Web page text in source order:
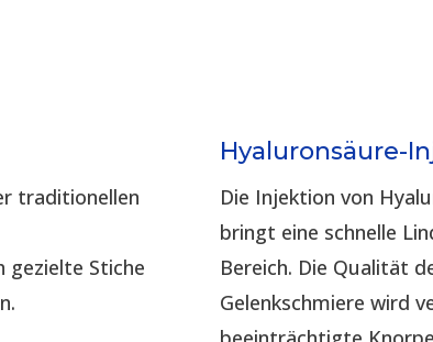
traditionellen
gezielte Stiche
Hyaluronsäure-
Die Injektion von
bringt eine schnelle
Bereich. Die Qualität
Gelenkschmiere wird